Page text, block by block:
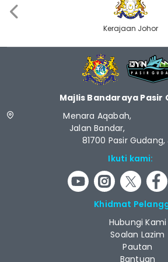
Kerajaan Johor
Majlis Bandaraya Pasir
Menara
Jalan
81700 Pasir
Ikuti kami:
Khidmat
Hubungi Kami
Soalan Lazim
Pautan
Bantuan